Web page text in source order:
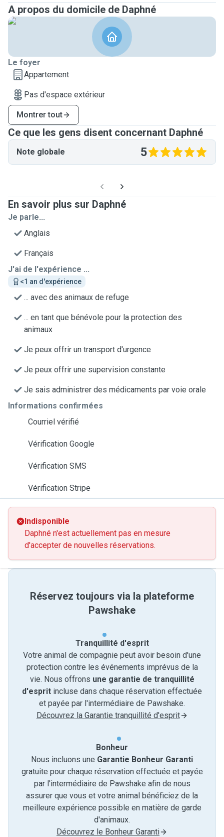
A propos du domicile de Daphné
Le foyer
Appartement
Pas d'espace extérieur
Montrer tout
Ce que les gens disent concernant Daphné
Note globale 5
En savoir plus sur Daphné
Je parle...
Anglais
Français
J'ai de l'expérience ...
<1 an d'expérience
... avec des animaux de refuge
... en tant que bénévole pour la protection des
animaux
Je peux offrir un transport d'urgence
Je peux offrir une supervision constante
Je sais administrer des médicaments par voie orale
Informations confirmées
Courriel vérifié
Vérification Google
Vérification SMS
Vérification Stripe
Indisponible
Daphné n'est actuellement pas en mesure
d'accepter de nouvelles réservations.
Réservez toujours via la plateforme
Pawshake
Tranquillité d'esprit
Votre animal de compagnie peut avoir besoin d'une
protection contre les événements imprévus de la
vie. Nous offrons une garantie de tranquillité
d'esprit incluse dans chaque réservation effectuée
et payée par l'intermédiaire de Pawshake.
Découvrez la Garantie tranquillité d'esprit
Bonheur
Nous incluons une Garantie Bonheur Garanti
gratuite pour chaque réservation effectuée et payée
par l'intermédiaire de Pawshake afin de nous
assurer que vous et votre animal bénéficiez de la
meilleure expérience possible en matière de garde
d'animaux.
Découvrez le Bonheur Garanti